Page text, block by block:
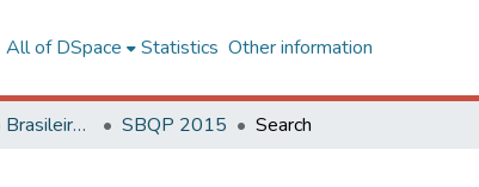
All of DSpace Statistics Other information
SBQP - Simpósio Brasileiro de Qualidade do Projeto no Ambiente Construído SBQP 2015 Search